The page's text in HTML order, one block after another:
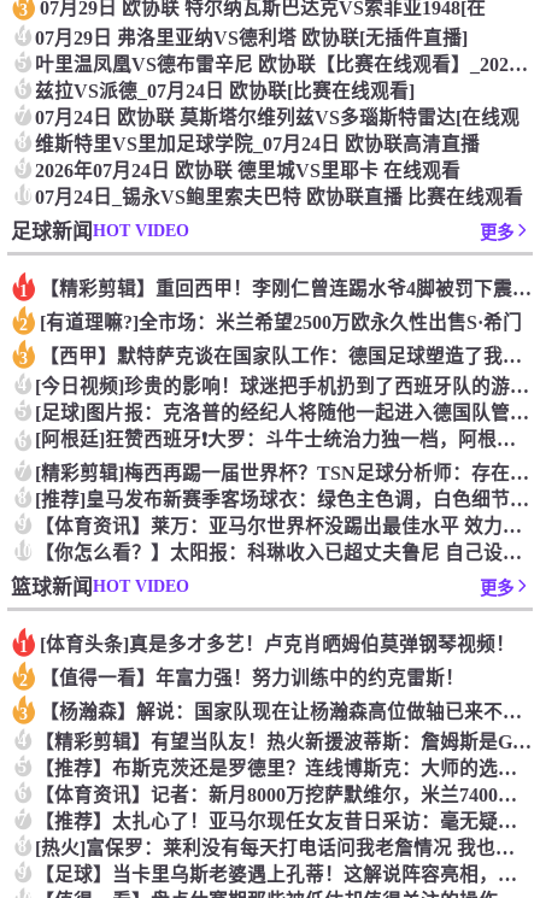
3 07月29日 欧协联 特尔纳瓦斯巴达克VS索菲亚1948[在
4 07月29日 弗洛里亚纳VS德利塔 欧协联[无插件直播]
5 叶里温凤凰VS德布雷辛尼 欧协联【比赛在线观看】_2026年
6 兹拉VS派德_07月24日 欧协联[比赛在线观看]
7 07月24日 欧协联 莫斯塔尔维列兹VS多瑙斯特雷达[在线观
8 维斯特里VS里加足球学院_07月24日 欧协联高清直播
9 2026年07月24日 欧协联 德里城VS里耶卡 在线观看
1007月24日_锡永VS鲍里索夫巴特 欧协联直播 比赛在线观看
足球新闻HOT VIDEO 更多
1 【精彩剪辑】重回西甲！李刚仁曾连踢水爷4脚被罚下震惊足坛
2 [有道理嘛?]全市场：米兰希望2500万欧永久性出售S·希门
3 【西甲】默特萨克谈在国家队工作：德国足球塑造了我的人生，感谢
4 [今日视频]珍贵的影响！球迷把手机扔到了西班牙队的游行大巴上
5 [足球]图片报：克洛普的经纪人将随他一起进入德国队管理团队
6 [阿根廷]狂赞西班牙❗大罗：斗牛士统治力独一档，阿根廷有梅西
7 [精彩剪辑]梅西再踢一届世界杯？TSN足球分析师：存在可能性
8 [推荐]皇马发布新赛季客场球衣：绿色主色调，白色细节+经典肩
9 【体育资讯】莱万：亚马尔世界杯没踢出最佳水平 效力过巴萨后就
10 【你怎么看？】太阳报：科琳收入已超丈夫鲁尼 自己设计服装8岁
篮球新闻HOT VIDEO 更多
1 [体育头条]真是多才多艺！卢克肖晒姆伯莫弹钢琴视频！
2 【值得一看】年富力强！努力训练中的约克雷斯！
3 【杨瀚森】解说：国家队现在让杨瀚森高位做轴已来不及了 多打打
4 【精彩剪辑】有望当队友！热火新援波蒂斯：詹姆斯是GOAT！我
5 【推荐】布斯克茨还是罗德里？连线博斯克：大师的选择会是谁？
6 【体育资讯】记者：新月8000万挖萨默维尔，米兰7400万买
7 【推荐】太扎心了！亚马尔现任女友昔日采访：毫无疑问更喜欢贝林
8 [热火]富保罗：莱利没有每天打电话问我老詹情况 我也告知其他
9 【足球】当卡里乌斯老婆遇上孔蒂！这解说阵容亮相，排场直接拉满